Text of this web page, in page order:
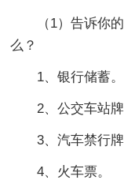
（1）告诉你
么？
1、银行储蓄。
2、公交车站牌
3、汽车禁行牌
4、火车票。